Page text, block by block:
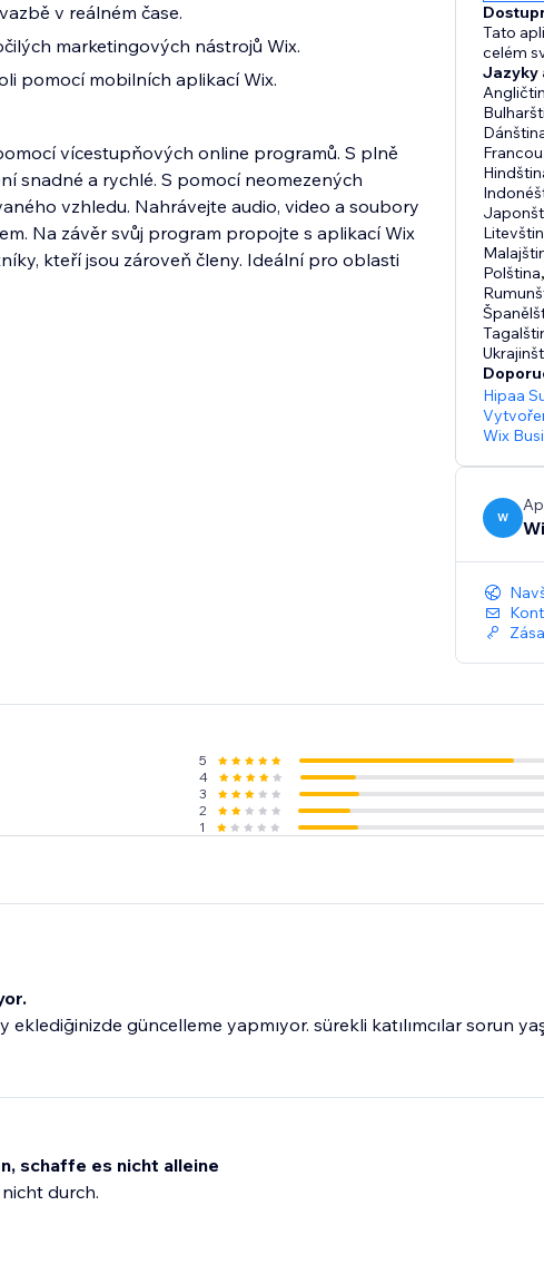
v reálném čase.
marketingových nástrojů Wix.
pomocí mobilních aplikací Wix.
vícestupňových online programů. S plně
snadné a rychlé. S pomocí neomezených
vzhledu. Nahrávejte audio, video a soubory
Na závěr svůj program propojte s aplikací Wix
kteří jsou zároveň členy. Ideální pro oblasti
Tato
celém
Jazyky
Polština,
Hipaa
Wix
W
5
4
3
2
1
güncelleme yapmıyor. sürekli katılımcılar sorun
schaffe es nicht alleine
durch.